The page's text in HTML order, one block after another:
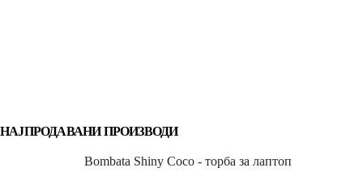
НАЈПРОДАВАНИ ПРОИЗВОДИ
Bombata Shiny Coco - торба за лаптоп